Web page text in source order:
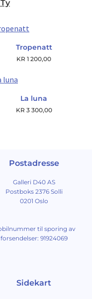
Tropenatt
KR 1 200,00
La luna
KR 3 300,00
Postadresse
Galleri D40 AS
Postboks 2376 Solli
0201 Oslo
til sporing av
forsendelser: 91924069
Sidekart